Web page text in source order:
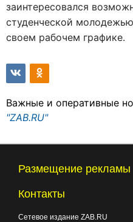
заинтересовался
студенческой
своем рабочем графике.
Важные и оперативные
"ZAB.RU"
Размещение рекламы
Контакты
Сетевое издание ZAB.RU